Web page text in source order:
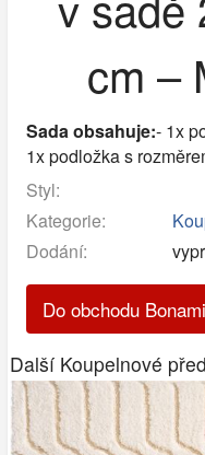
cm –
Sada obsahuje:- 1x
1x podložka s
Styl:
Kategorie:
Dodání:
Do obchodu
Další Koupelnové